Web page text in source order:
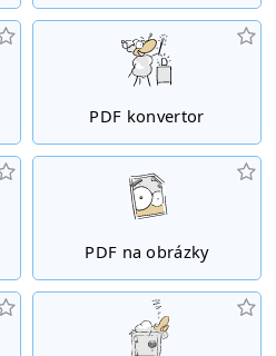
PDF konvertor
PDF na obrázky